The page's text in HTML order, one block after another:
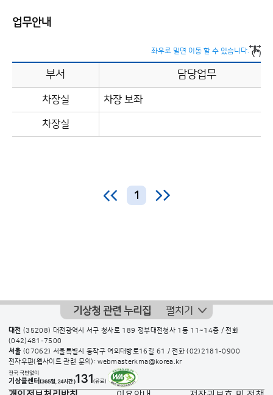
업무안내
좌우로 밀면 이동 할 수 있습니다.
부서 담당업무
차장실 차장 보좌
차장실
1
기상청 관련 누리집 펼치기
대전 (35208) 대전광역시 서구 청사로 189 정부대전청사 1동 11~14층 / 전화
(042)481-7500
서울 (07062) 서울특별시 동작구 여의대방로16길 61 / 전화(02)2181-0900
전자우편(웹사이트 관련 문의): webmasterkma@korea.kr